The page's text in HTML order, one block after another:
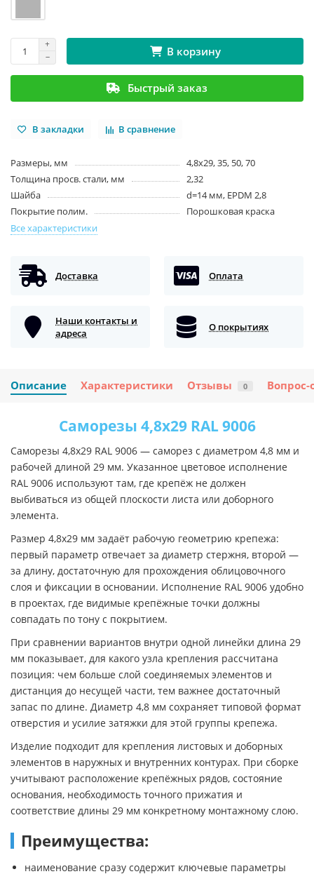
В корзину
Быстрый заказ
В закладки В сравнение
Размеры, мм
4,8х29, 35, 50, 70
Толщина просв. стали, мм
2,32
Шайба
d=14 мм, EPDM 2,8
Покрытие полим.
Порошковая краска
Все характеристики
Доставка Оплата
Наши контакты и
адреса
О покрытиях
Описание Характеристики Отзывы 0 Вопрос-
Саморезы 4,8х29 RAL 9006
Саморезы 4,8х29 RAL 9006 — саморез с диаметром 4,8 мм и
рабочей длиной 29 мм. Указанное цветовое исполнение
RAL 9006 используют там, где крепёж не должен
выбиваться из общей плоскости листа или доборного
элемента.
Размер 4,8х29 мм задаёт рабочую геометрию крепежа:
первый параметр отвечает за диаметр стержня, второй —
за длину, достаточную для прохождения облицовочного
слоя и фиксации в основании. Исполнение RAL 9006 удобно
в проектах, где видимые крепёжные точки должны
совпадать по тону с покрытием.
При сравнении вариантов внутри одной линейки длина 29
мм показывает, для какого узла крепления рассчитана
позиция: чем больше слой соединяемых элементов и
дистанция до несущей части, тем важнее достаточный
запас по длине. Диаметр 4,8 мм сохраняет типовой формат
отверстия и усилие затяжки для этой группы крепежа.
Изделие подходит для крепления листовых и доборных
элементов в наружных и внутренних контурах. При сборке
учитывают расположение крепёжных рядов, состояние
основания, необходимость точного прижатия и
соответствие длины 29 мм конкретному монтажному слою.
Преимущества:
наименование сразу содержит ключевые параметры